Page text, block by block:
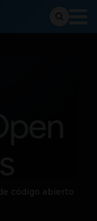
código abierto